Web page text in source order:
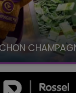
FM, à